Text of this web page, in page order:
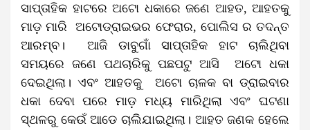
ସାପ୍ତାହିକ ହାଟରେ ଅଟୋ ଧକାରେ ଜଣେ ଆହତ, ଆହତକୁ
ମାଡ଼ ମାରି ଅଟୋଡ୍ରାଇଭର ଫେରାର, ପୋଲିସ ର ତଦନ୍ତ
ଆରମ୍ବ। ଆଜି ଡାବୁଗାଁ ସାପ୍ତାହିକ ହାଟ ଚାଲିଥିବା
ସମୟରେ ଜଣେ ପଥଚାରିକୁ ପଛପଟୁ ଆସି ଅଟୋ ଧକା
ଦେଇଥିଲା। ଏବଂ ଆହତକୁ ଅଟୋ ଚାଳକ ବା ଡ୍ରାଇବାର
ଧକା ଦେବା ପରେ ମାଡ଼ ମଧ୍ୟ ମାରିଥିଲା ଏବଂ ଘଟଣା
ସ୍ଥଳରୁ କେଉଁ ଆଡେ ଚାଲିଯାଇଥିଲା। ଆହତ ଜଣକ ହେଲେ